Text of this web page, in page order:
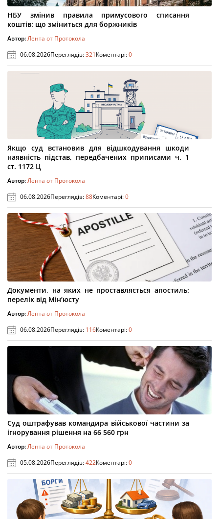
НБУ змінив правила примусового списання
коштів: що зміниться для боржників
Автор:Лента от Протокола
06.08.2026Переглядів:321Коментарі:0
Якщо суд встановив для відшкодування шкоди
наявність підстав, передбачених приписами ч. 1
ст. 1172 Ц
Автор:Лента от Протокола
06.08.2026Переглядів:88Коментарі:0
Документи, на яких не проставляється апостиль:
перелік від Мін’юсту
Автор:Лента от Протокола
06.08.2026Переглядів: 116Коментарі:0
Суд оштрафував командира військової частини за
ігнорування рішення на 66 560 грн
Автор:Лента от Протокола
05.08.2026Переглядів:422Коментарі:0